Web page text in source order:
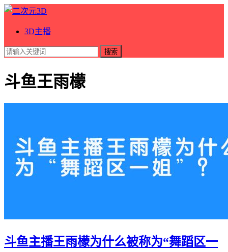
3D主播
搜索
斗鱼王雨檬
斗鱼主播王雨檬为什么被称为“舞蹈区一